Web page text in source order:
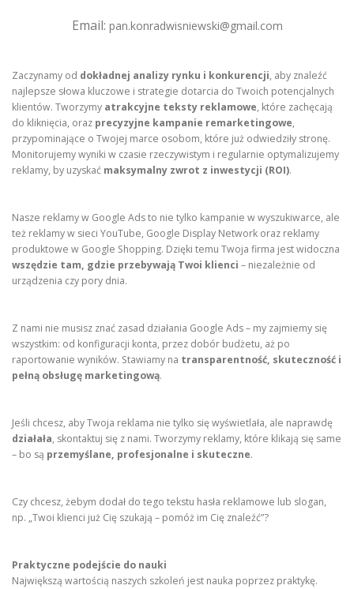
Email: pan.konradwisniewski@gmail.com
Zaczynamy od dokładnej analizy rynku i konkurencji, aby znaleźć
najlepsze słowa kluczowe i strategie dotarcia do Twoich potencjalnych
klientów. Tworzymy atrakcyjne teksty reklamowe, które zachęcają
do kliknięcia, oraz precyzyjne kampanie remarketingowe,
przypominające o Twojej marce osobom, które już odwiedziły stronę.
Monitorujemy wyniki w czasie rzeczywistym i regularnie optymalizujemy
reklamy, by uzyskać maksymalny zwrot z inwestycji (ROI).
Nasze reklamy w Google Ads to nie tylko kampanie w wyszukiwarce, ale
też reklamy w sieci YouTube, Google Display Network oraz reklamy
produktowe w Google Shopping. Dzięki temu Twoja firma jest widoczna
wszędzie tam, gdzie przebywają Twoi klienci – niezależnie od
urządzenia czy pory dnia.
Z nami nie musisz znać zasad działania Google Ads – my zajmiemy się
wszystkim: od konfiguracji konta, przez dobór budżetu, aż po
raportowanie wyników. Stawiamy na transparentność, skuteczność i
pełną obsługę marketingową.
Jeśli chcesz, aby Twoja reklama nie tylko się wyświetlała, ale naprawdę
działała, skontaktuj się z nami. Tworzymy reklamy, które klikają się same
– bo są przemyślane, profesjonalne i skuteczne.
Czy chcesz, żebym dodał do tego tekstu hasła reklamowe lub slogan,
np. „Twoi klienci już Cię szukają – pomóż im Cię znaleźć”?
Praktyczne podejście do nauki
Największą wartością naszych szkoleń jest nauka poprzez praktykę.